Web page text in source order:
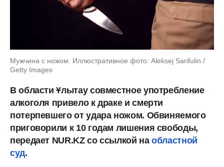
Мужчина с ножом. Иллюстративное фото: Aleksej Sarifulin /
Getty Images
В области Ұлытау совместное употребление
алкоголя привело к драке и смерти
потерпевшего от удара ножом. Обвиняемого
приговорили к 10 годам лишения свободы,
передает NUR.KZ со ссылкой наобластной
суд.